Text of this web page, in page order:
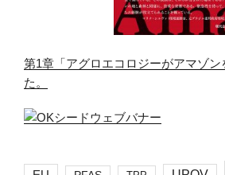
第1章「アグロエコロジーがアマゾン
た。